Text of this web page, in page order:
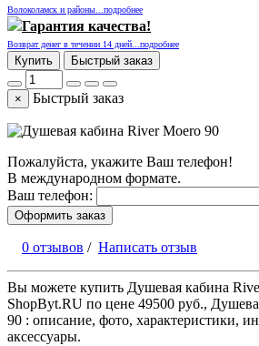
Волоколамск и районы...подробнее
Гарантия качества!
Возврат денег в течении 14 дней...подробнее
Купить Быстрый заказ
× Быстрый заказ
Пожалуйста, укажите Ваш телефон!
В международном формате.
Ваш телефон:
Оформить заказ
0 отзывов / Написать отзыв
Вы можете купить Душевая кабина
ShopByt.RU по цене 49500 руб.,
90 : описание, фото, характеристики,
аксессуары.